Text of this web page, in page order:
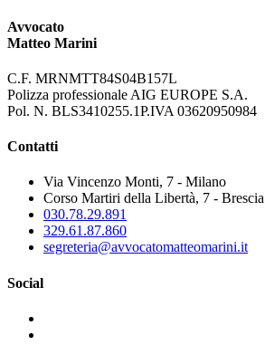
Avvocato
Matteo Marini
C.F. MRNMTT84S04B157L
Polizza professionale AIG EUROPE S.A.
Pol. N. BLS3410255.1P.IVA 03620950984
Contatti
Via Vincenzo Monti, 7 - Milano
Corso Martiri della Libertà, 7 - Brescia
030.78.29.891
329.61.87.860
segreteria@avvocatomatteomarini.it
Social